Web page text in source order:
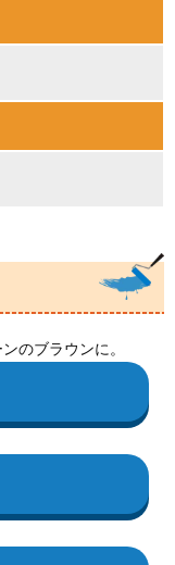
のブラウンに。